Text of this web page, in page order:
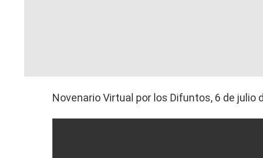
Novenario Virtual por los Difuntos, 6 de julio